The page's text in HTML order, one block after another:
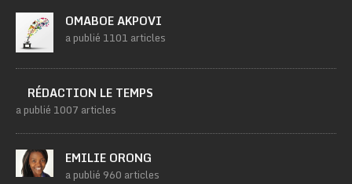
OMABOE AKPOVI
a publié 1101 articles
RÉDACTION LE TEMPS
a publié 1007 articles
EMILIE ORONG
a publié 960 articles